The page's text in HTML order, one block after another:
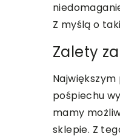
Z myślą o
Zalety
pośpiechu
mamy
sklepie. Z